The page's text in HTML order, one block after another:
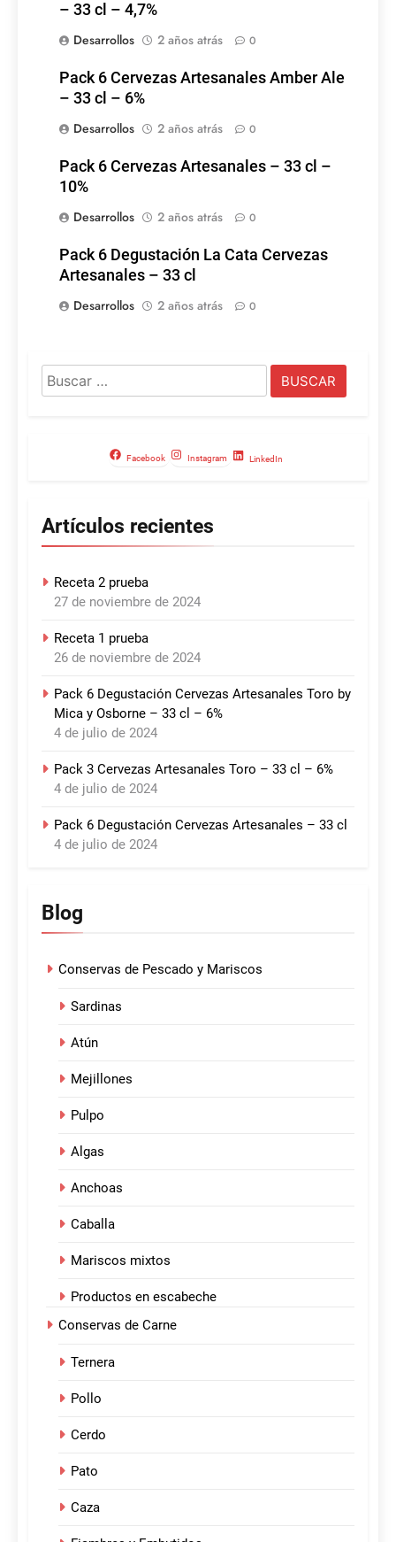
– 33 cl – 4,7%
Desarrollos
2 años atrás 0
Pack 6 Cervezas Artesanales Amber Ale
– 33 cl – 6%
Desarrollos
2 años atrás 0
Pack 6 Cervezas Artesanales – 33 cl –
10%
Desarrollos
2 años atrás 0
Pack 6 Degustación La Cata Cervezas
Artesanales – 33 cl
Desarrollos
2 años atrás 0
Buscar:
Facebook Instagram LinkedIn
Artículos recientes
Receta 2 prueba
27 de noviembre de 2024
Receta 1 prueba
26 de noviembre de 2024
Pack 6 Degustación Cervezas Artesanales Toro by
Mica y Osborne – 33 cl – 6%
4 de julio de 2024
Pack 3 Cervezas Artesanales Toro – 33 cl – 6%
4 de julio de 2024
Pack 6 Degustación Cervezas Artesanales – 33 cl
4 de julio de 2024
Blog
Conservas de Pescado y Mariscos
Sardinas
Atún
Mejillones
Pulpo
Algas
Anchoas
Caballa
Mariscos mixtos
Productos en escabeche
Conservas de Carne
Ternera
Pollo
Cerdo
Pato
Caza